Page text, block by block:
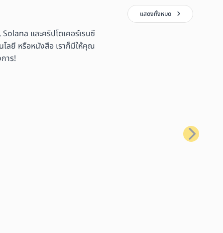
และคริปโตเคอร์เรนซี
โลยี หรือหนังสือ เราก็มีให้คุณ
าร!
แสดงทั้งหมด
ถัดไป